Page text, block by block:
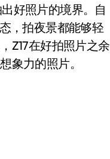
好照片的境界。自
，拍夜景都能够轻
Z17在好拍照片之余
象力的照片。